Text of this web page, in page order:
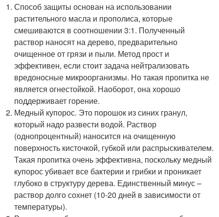
Способ защиты основан на использовании
растительного масла и прополиса, которые
смешиваются в соотношении 3:1. Полученный
раствор наносят на дерево, предварительно
очищенное от грязи и пыли. Метод прост и
эффективен, если стоит задача нейтрализовать
вредоносные микроорганизмы. Но такая пропитка не
является огнестойкой. Наоборот, она хорошо
поддерживает горение.
Медный купорос. Это порошок из синих гранул,
который надо развести водой. Раствор
(однопроцентный) наносится на очищенную
поверхность кисточкой, губкой или распрыскивателем.
Такая пропитка очень эффективна, поскольку медный
купорос убивает все бактерии и грибки и проникает
глубоко в структуру дерева. Единственный минус –
раствор долго сохнет (10-20 дней в зависимости от
температуры).